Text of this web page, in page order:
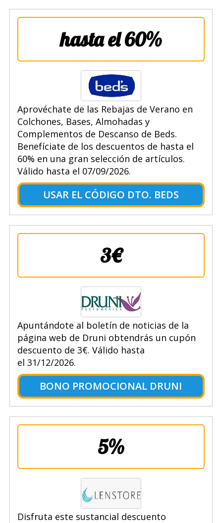
hasta el 60%
Aprovéchate de las Rebajas de Verano en
Colchones, Bases, Almohadas y
Complementos de Descanso de Beds.
Benefíciate de los descuentos de hasta el
60% en una gran selección de artículos.
Válido hasta el 07/09/2026.
USAR EL CÓDIGO DTO. BEDS
3€
Apuntándote al boletín de noticias de la
página web de Druni obtendrás un cupón
descuento de 3€. Válido hasta
el 31/12/2026.
BONO PROMOCIONAL DRUNI
5%
Disfruta este sustancial descuento